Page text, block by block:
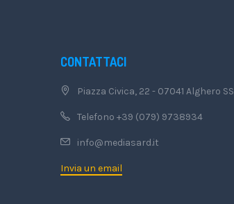
CONTATTACI
Piazza Civica, 22 - 07041 Alghero SS
Telefono +39 (079) 9738934
info@mediasard.it
Invia un email